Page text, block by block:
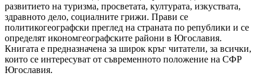
развитието на туризма, просветата, културата, изкуствата,
здравното дело, социалните грижи. Прави се
политикогеографски преглед на страната по републики и се
определят икономгеографските райони в Югославия.
Книгата е предназначена за широк кръг читатели, за всички,
които се интересуват от съвременното положение на СФР
Югославия.